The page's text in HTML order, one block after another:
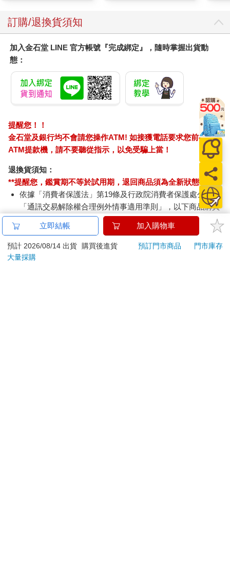
訂購/退換貨須知
加入金石堂 LINE 官方帳號『完成綁定』，隨時掌握出貨動
態：
提醒您！！
金石堂及銀行均不會請您操作ATM! 如接獲電話要求您前往
ATM提款機，請不要聽從指示，以免受騙上當！
退換貨須知：
**提醒您，鑑賞期不等於試用期，退回商品須為全新狀態**
依據「消費者保護法」第19條及行政院消費者保護處公告之
「通訊交易解除權合理例外情事適用準則」，以下商品購買
後，除商品本身有瑕疵外，將不提供7天的猶豫期：
易於腐敗、保存期限較短或解約時即將逾期。（如：生
鮮食品）
依消費者要求所為之客製化給付。（客製化商品）
立即結帳 加入購物車
預計 2026/08/14 出貨 購買後進貨 預訂門市商品
門市庫存
大量採購